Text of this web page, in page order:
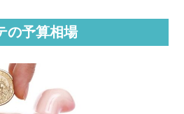
の予算相場